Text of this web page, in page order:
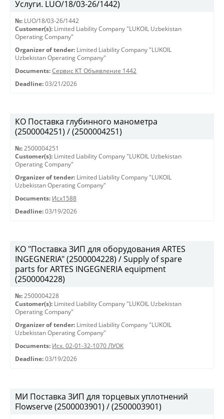
Услуги. LUO/18/03-26/1442)
№: LUO/18/03-26/1442
Customer(s): Limited Liability Company "LUKOIL Uzbekistan
Operating Company"
Organizer of tender: Limited Liability Company "LUKOIL
Uzbekistan Operating Company"
Documents: Сервис КТ Объявление 1442
Deadline: 03/21/2026
КО Поставка глубинного манометра
(2500004251) / (2500004251)
№: 2500004251
Customer(s): Limited Liability Company "LUKOIL Uzbekistan
Operating Company"
Organizer of tender: Limited Liability Company "LUKOIL
Uzbekistan Operating Company"
Documents: Исх1588
Deadline: 03/19/2026
КО "Поставка ЗИП для оборудования ARTES
INGEGNERIA" (2500004228) / Supply of spare
parts for ARTES INGEGNERIA equipment
(2500004228)
№: 2500004228
Customer(s): Limited Liability Company "LUKOIL Uzbekistan
Operating Company"
Organizer of tender: Limited Liability Company "LUKOIL
Uzbekistan Operating Company"
Documents: Исх. 02-01-32-1070 ЛУОК
Deadline: 03/19/2026
МИ Поставка ЗИП для торцевых уплотнений
Flowserve (2500003901) / (2500003901)